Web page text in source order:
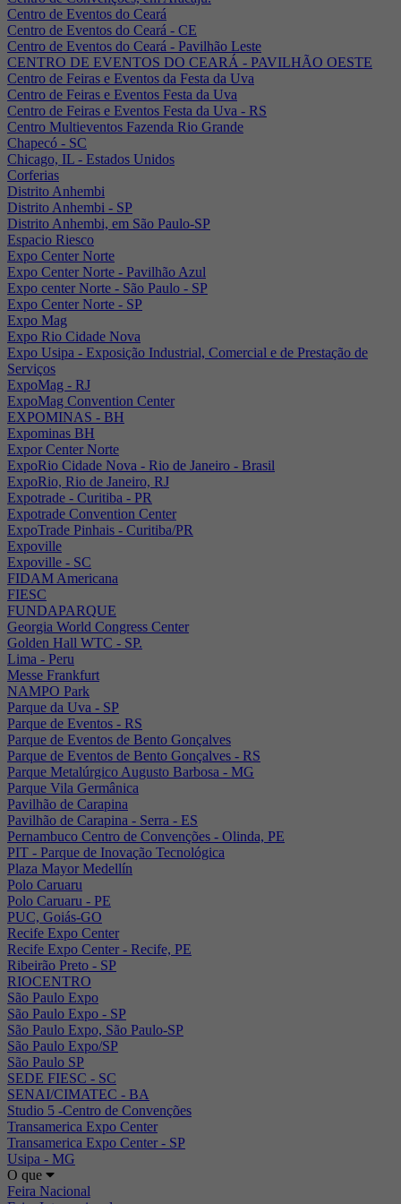
Centro de Eventos do Ceará
Centro de Eventos do Ceará - CE
Centro de Eventos do Ceará - Pavilhão Leste
CENTRO DE EVENTOS DO CEARÁ - PAVILHÃO OESTE
Centro de Feiras e Eventos da Festa da Uva
Centro de Feiras e Eventos Festa da Uva
Centro de Feiras e Eventos Festa da Uva - RS
Centro Multieventos Fazenda Rio Grande
Chapecó - SC
Chicago, IL - Estados Unidos
Corferias
Distrito Anhembi
Distrito Anhembi - SP
Distrito Anhembi, em São Paulo-SP
Espacio Riesco
Expo Center Norte
Expo Center Norte - Pavilhão Azul
Expo center Norte - São Paulo - SP
Expo Center Norte - SP
Expo Mag
Expo Rio Cidade Nova
Expo Usipa - Exposição Industrial, Comercial e de Prestação de
Serviços
ExpoMag - RJ
ExpoMag Convention Center
EXPOMINAS - BH
Expominas BH
Expor Center Norte
ExpoRio Cidade Nova - Rio de Janeiro - Brasil
ExpoRio, Rio de Janeiro, RJ
Expotrade - Curitiba - PR
Expotrade Convention Center
ExpoTrade Pinhais - Curitiba/PR
Expoville
Expoville - SC
FIDAM Americana
FIESC
FUNDAPARQUE
Georgia World Congress Center
Golden Hall WTC - SP.
Lima - Peru
Messe Frankfurt
NAMPO Park
Parque da Uva - SP
Parque de Eventos - RS
Parque de Eventos de Bento Gonçalves
Parque de Eventos de Bento Gonçalves - RS
Parque Metalúrgico Augusto Barbosa - MG
Parque Vila Germânica
Pavilhão de Carapina
Pavilhão de Carapina - Serra - ES
Pernambuco Centro de Convenções - Olinda, PE
PIT - Parque de Inovação Tecnológica
Plaza Mayor Medellín
Polo Caruaru
Polo Caruaru - PE
PUC, Goiás-GO
Recife Expo Center
Recife Expo Center - Recife, PE
Ribeirão Preto - SP
RIOCENTRO
São Paulo Expo
São Paulo Expo - SP
São Paulo Expo, São Paulo-SP
São Paulo Expo/SP
São Paulo SP
SEDE FIESC - SC
SENAI/CIMATEC - BA
Studio 5 -Centro de Convenções
Transamerica Expo Center
Transamerica Expo Center - SP
Usipa - MG
O que
Feira Nacional